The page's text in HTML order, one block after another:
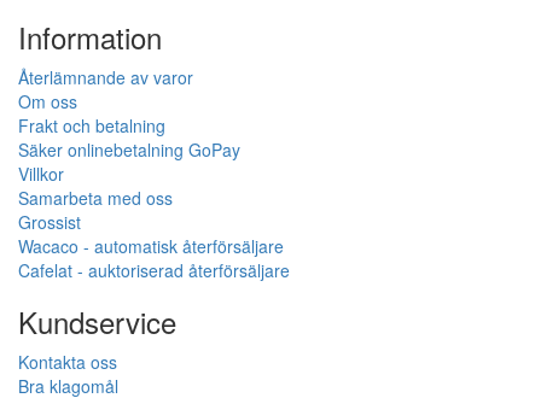
Information
Återlämnande av varor
Om oss
Frakt och betalning
Säker onlinebetalning GoPay
Villkor
Samarbeta med oss
Grossist
Wacaco - automatisk återförsäljare
Cafelat - auktoriserad återförsäljare
Kundservice
Kontakta oss
Bra klagomål